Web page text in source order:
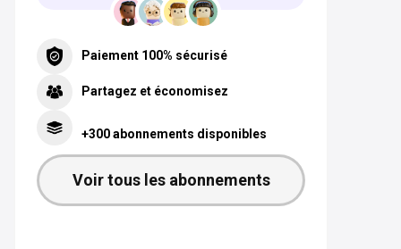
Paiement 100% sécurisé
Partagez et économisez
+300 abonnements disponibles
Voir tous les abonnements